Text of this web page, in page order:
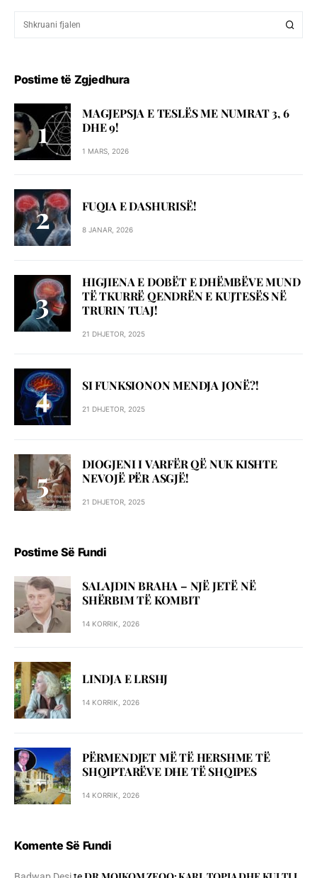
Postime të Zgjedhura
MAGJEPSJA E TESLËS ME NUMRAT 3, 6
DHE 9!
1 MARS, 2026
FUQIA E DASHURISË!
8 JANAR, 2026
HIGJIENA E DOBËT E DHËMBËVE MUND
TË TKURRË QENDRËN E KUJTESËS NË
TRURIN TUAJ!
21 DHJETOR, 2025
SI FUNKSIONON MENDJA JONË?!
21 DHJETOR, 2025
DIOGJENI I VARFËR QË NUK KISHTE
NEVOJË PËR ASGJË!
21 DHJETOR, 2025
Postime Së Fundi
SALAJDIN BRAHA – NJЁ JETЁ NЁ
SHЁRBIM TЁ KOMBIT
14 KORRIK, 2026
LINDJA E LRSHJ
14 KORRIK, 2026
PËRMENDJET MË TË HERSHME TË
SHQIPTARËVE DHE TË SHQIPES
14 KORRIK, 2026
Komente Së Fundi